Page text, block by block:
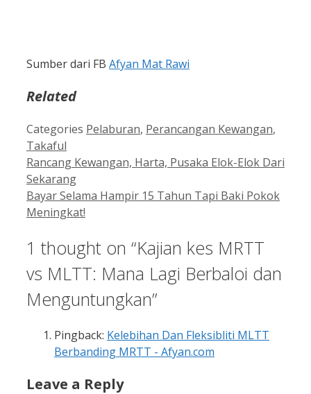
Sumber dari FB Afyan Mat Rawi
Related
Categories Pelaburan, Perancangan Kewangan,
Takaful
Rancang Kewangan, Harta, Pusaka Elok-Elok Dari
Sekarang
Bayar Selama Hampir 15 Tahun Tapi Baki Pokok
Meningkat!
1 thought on “Kajian kes MRTT
vs MLTT: Mana Lagi Berbaloi dan
Menguntungkan”
Pingback: Kelebihan Dan Fleksibliti MLTT
Berbanding MRTT - Afyan.com
Leave a Reply